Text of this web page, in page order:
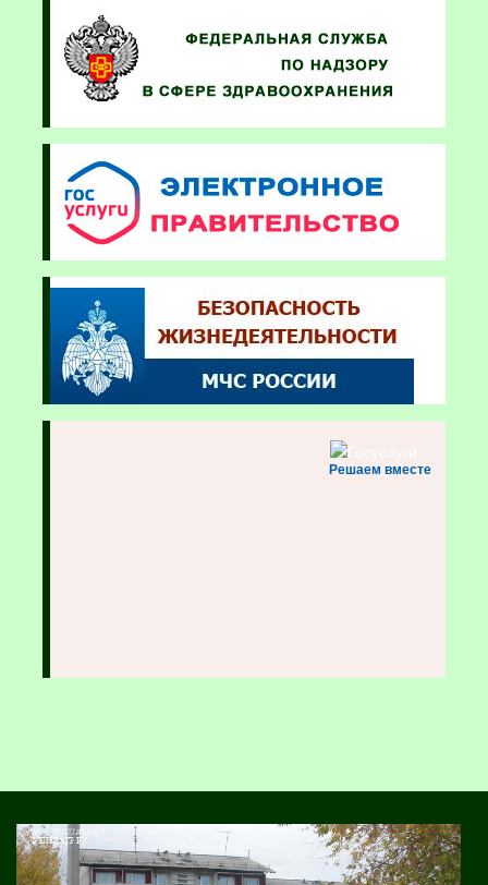
Решаем вместе